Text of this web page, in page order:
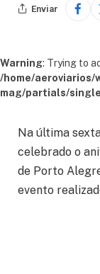
Enviar
Warning: Trying to
/home/aeroviarios/
mag/partials/
Na última
celebrado o
de Porto
evento